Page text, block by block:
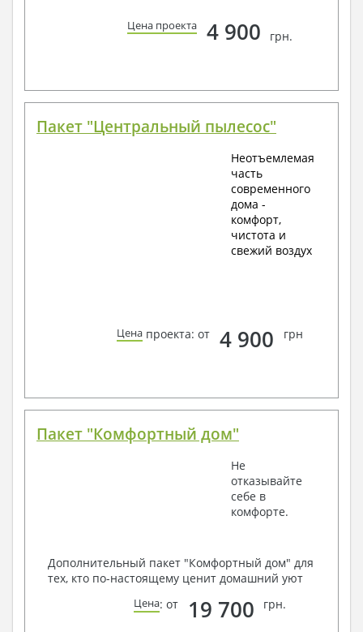
Цена проекта 4 900 грн.
Пакет "Центральный пылесос"
Неотъемлемая
часть
современного
дома -
комфорт,
чистота и
свежий воздух
Цена проекта: от 4 900 грн
Пакет "Комфортный дом"
Не
отказывайте
себе в
комфорте.
Дополнительный пакет "Комфортный дом" для
тех, кто по-настоящему ценит домашний уют
Цена: от 19 700 грн.